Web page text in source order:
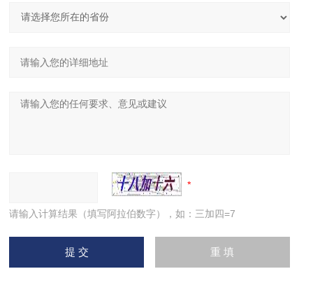
请输入计算结果（填写阿拉伯数字），如：三加四=7